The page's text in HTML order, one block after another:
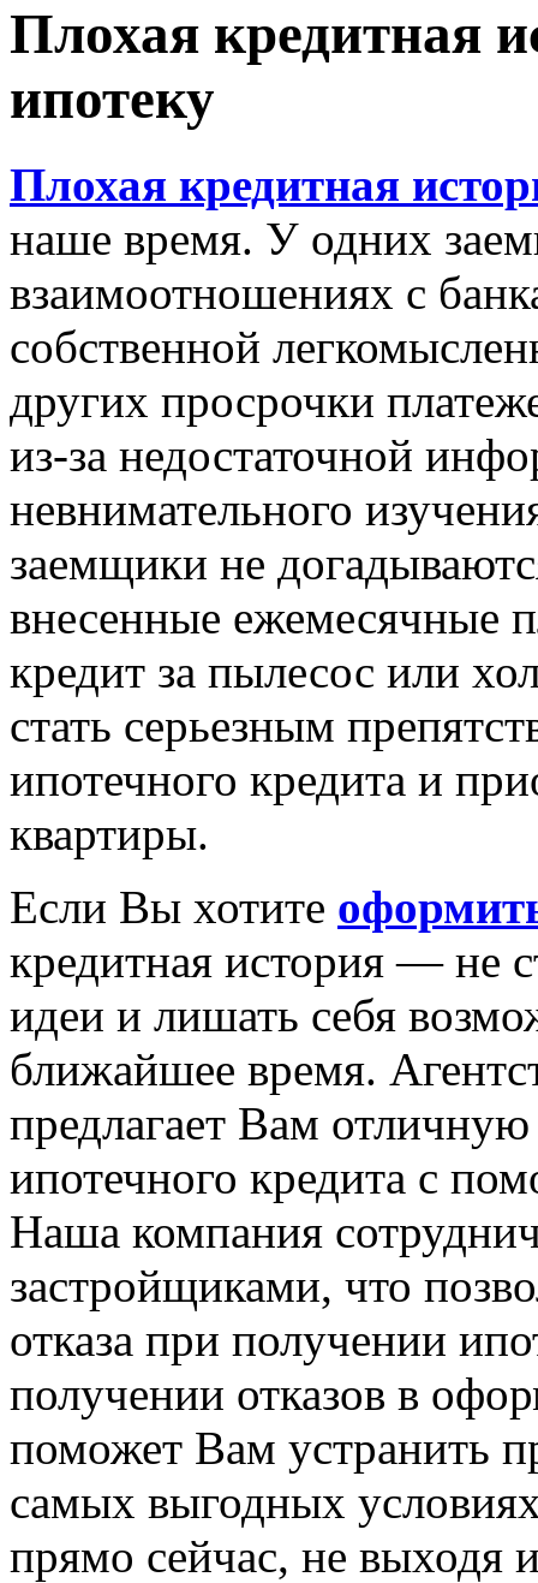
Плохая кредитная
ипотеку
Плохая кредитная
наше время. У одних
взаимоотношениях с
собственной
других просрочки
из-за недостаточной
невнимательного
заемщики не
внесенные ежемесячные
кредит за пылесос или
стать серьезным
ипотечного кредита и
квартиры.
Если Вы хотите
кредитная история — не
идеи и лишать себя
ближайшее время.
предлагает Вам
ипотечного кредита с
Наша компания
застройщиками, что
отказа при получении
получении отказов в
поможет Вам устранить
самых выгодных
прямо сейчас, не выходя